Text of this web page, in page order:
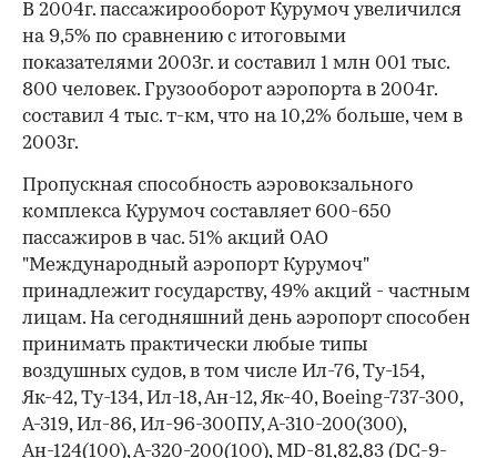
В 2004г. пассажирооборот Курумоч увеличился
на 9,5% по сравнению с итоговыми
показателями 2003г. и составил 1 млн 001 тыс.
800 человек. Грузооборот аэропорта в 2004г.
составил 4 тыс. т-км, что на 10,2% больше, чем в
2003г.
Пропускная способность аэровокзального
комплекса Курумоч составляет 600-650
пассажиров в час. 51% акций ОАО
"Международный аэропорт Курумоч"
принадлежит государству, 49% акций - частным
лицам. На сегодняшний день аэропорт способен
принимать практически любые типы
воздушных судов, в том числе Ил-76, Ту-154,
Як-42, Ту-134, Ил-18, Ан-12, Як-40, Boeing-737-300,
А-319, Ил-86, Ил-96-300ПУ, А-310-200(300),
Ан-124(100), А-320-200(100), МD-81,82,83 (DС-9-